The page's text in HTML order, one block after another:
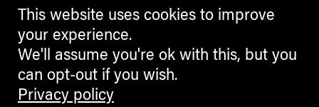
This website uses cookies to improve
your experience.
We'll assume you're ok with this, but you
can opt-out if you wish.
Privacy policy